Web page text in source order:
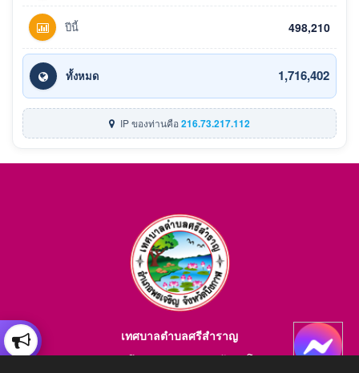
ปีนี้ 498,210
ทั้งหมด 1,716,402
IP ของท่านคือ216.73.217.112
เทศบาลตำบลศรีสำราญ